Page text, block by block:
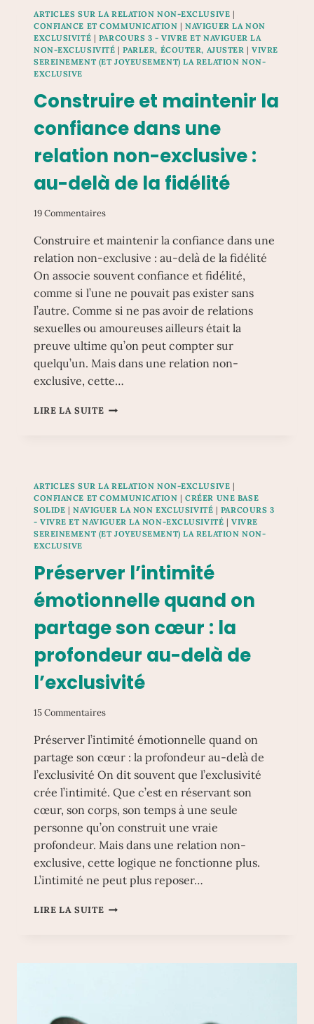
CASSER
:
COMMUNIQUER
SES
UNE
NON-
ARTICLES SUR LA RELATION NON-EXCLUSIVE |
CONFIANCE ET COMMUNICATION |NAVIGUER LA NON
EXCLUSIVITÉ | PARCOURS 3 - VIVRE ET NAVIGUER LA
NON-EXCLUSIVITÉ |PARLER, ÉCOUTER, AJUSTER |VIVRE
SEREINEMENT (ET JOYEUSEMENT) LA RELATION NON-
EXCLUSIVE
Construire et maintenir la
confiance dans une
relation non-exclusive :
au-delà de la fidélité
19 Commentaires
Construire et maintenir la confiance dans une
relation non-exclusive : au-delà de la fidélité
On associe souvent confiance et fidélité,
comme si l’une ne pouvait pas exister sans
l’autre. Comme si ne pas avoir de relations
sexuelles ou amoureuses ailleurs était la
preuve ultime qu’on peut compter sur
quelqu’un. Mais dans une relation non-
exclusive, cette…
LIRE LA SUITE CONSTRUIRE
UNE
RELATION
NON-
EXCLUSIVE
DELÀ
LA
ARTICLES SUR LA RELATION NON-EXCLUSIVE |
CONFIANCE ET COMMUNICATION |CRÉER UNE BASE
SOLIDE |NAVIGUER LA NON EXCLUSIVITÉ | PARCOURS 3
- VIVRE ET NAVIGUER LA NON-EXCLUSIVITÉ | VIVRE
SEREINEMENT (ET JOYEUSEMENT) LA RELATION NON-
EXCLUSIVE
Préserver l’intimité
émotionnelle quand on
partage son cœur : la
profondeur au-delà de
l’exclusivité
15 Commentaires
Préserver l’intimité émotionnelle quand on
partage son cœur : la profondeur au-delà de
l’exclusivité On dit souvent que l’exclusivité
crée l’intimité. Que c’est en réservant son
cœur, son corps, son temps à une seule
personne qu’on construit une vraie
profondeur. Mais dans une relation non-
exclusive, cette logique ne fonctionne plus.
L’intimité ne peut plus reposer…
LIRE LA SUITE PRÉSERVER